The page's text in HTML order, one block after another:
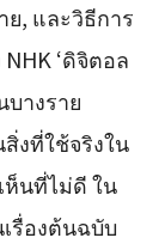
ย, และวิธีการ
‘ดิจิตอล
างราย
สิ่งที่ใช้จริงใน
ห็นที่ไม่ดี ใน
รื่องต้นฉบับ